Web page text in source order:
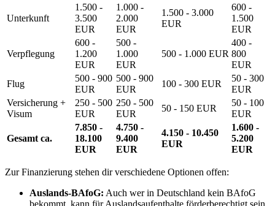
Unterkunft
1.500 -
3.500
EUR
1.000 -
2.000
EUR
1.500 - 3.000
EUR
600 -
1.500
EUR
Verpflegung
600 -
1.200
EUR
500 -
1.000
EUR
500 - 1.000 EUR
400 -
800
EUR
Flug
500 - 900
EUR
500 - 900
EUR
100 - 300 EUR
50 - 300
EUR
Versicherung +
Visum
250 - 500
EUR
250 - 500
EUR
50 - 150 EUR
50 - 100
EUR
Gesamt ca.
7.850 -
18.100
EUR
4.750 -
9.400
EUR
4.150 - 10.450
EUR
1.600 -
5.200
EUR
Zur Finanzierung stehen dir verschiedene Optionen offen:
Auslands-BAfoG: Auch wer in Deutschland kein BAfoG